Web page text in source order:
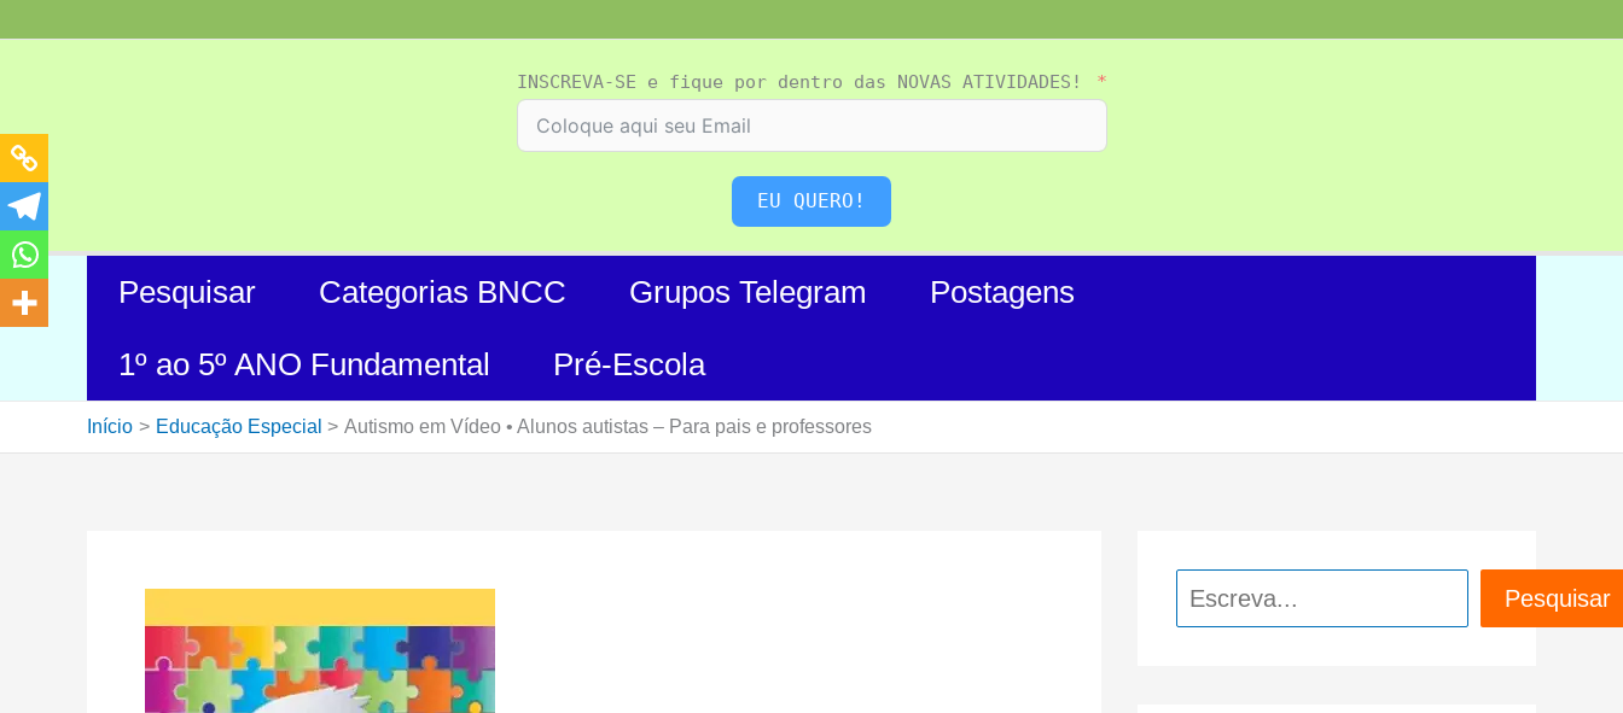
para
INSCREVA-SE e fique por dentro das NOVAS ATIVIDADES!
EU QUERO!
Pesquisar Categorias BNCC Grupos Telegram
Postagens
1º ao 5º ANO Fundamental
Pré-Escola
Início Educação Especial Autismo em Vídeo • Alunos autistas – Para pais e professores
Pesquisar Pesquisar